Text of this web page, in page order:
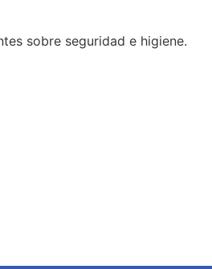
sobre seguridad e higiene.